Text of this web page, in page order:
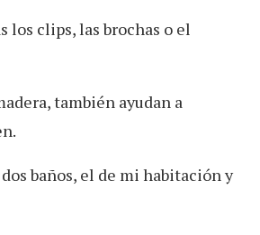
los clips, las brochas o el
también ayudan a
baños, el de mi habitación y